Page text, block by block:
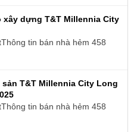
xây dựng T&T Millennia City
tin bán nhà hẻm 458
T&T Millennia City Long
tin bán nhà hẻm 458